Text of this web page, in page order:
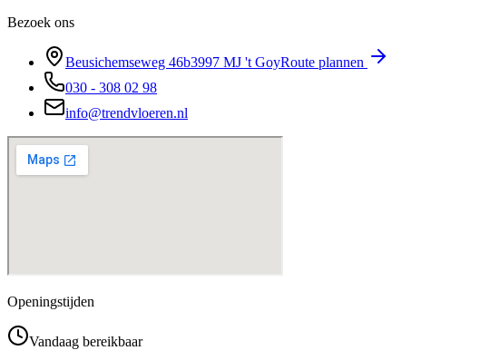
Bezoek ons
Beusichemseweg 46b3997 MJ 't GoyRoute plannen
030 - 308 02 98
info@trendvloeren.nl
Openingstijden
Vandaag bereikbaar